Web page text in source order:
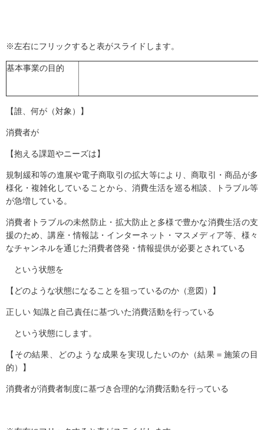
※左右にフリックすると表がスライドします。
基本事業の目的
【誰、何が（対象）】
消費者が
【抱える課題やニーズは】
規制緩和等の進展や電子商取引の拡大等により、商取引・商品が多
様化・複雑化していることから、消費生活を巡る相談、トラブル等
が急増している。
消費者トラブルの未然防止・拡大防止と多様で豊かな消費生活の支
援のため、講座・情報誌・インターネット・マスメディア等、様々
なチャンネルを通じた消費者啓発・情報提供が必要とされている
という状態を
【どのような状態になることを狙っているのか（意図）】
正しい 知識と自己責任に基づいた消費活動を行っている
という状態にします。
【その結果、どのような成果を実現したいのか（結果＝施策の目
的）】
消費者が消費者制度に基づき合理的な消費活動を行っている